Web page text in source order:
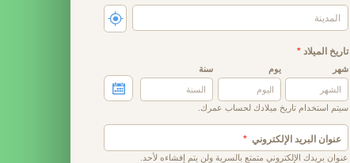
تاريخ الميلاد*
شهر يوم سنة
سيتم استخدام تاريخ ميلادك لحساب عمرك.
عنوان البريد الإلكتروني
عنوان بريدك الإلكتروني متمتع بالسرية ولن يتم إفشاءه لأحد.